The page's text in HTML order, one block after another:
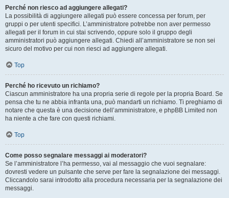
Perché non riesco ad aggiungere allegati?
La possibilità di aggiungere allegati può essere concessa per forum, per
gruppi o per utenti specifici. L’amministratore potrebbe non aver permesso
allegati per il forum in cui stai scrivendo, oppure solo il gruppo degli
amministratori può aggiungere allegati. Chiedi all’amministratore se non sei
sicuro del motivo per cui non riesci ad aggiungere allegati.
Top
Perché ho ricevuto un richiamo?
Ciascun amministratore ha una propria serie di regole per la propria Board. Se
pensa che tu ne abbia infranta una, può mandarti un richiamo. Ti preghiamo di
notare che questa è una decisione dell’amministratore, e phpBB Limited non
ha niente a che fare con questi richiami.
Top
Come posso segnalare messaggi ai moderatori?
Se l’amministratore l’ha permesso, vai al messaggio che vuoi segnalare:
dovresti vedere un pulsante che serve per fare la segnalazione dei messaggi.
Cliccandolo sarai introdotto alla procedura necessaria per la segnalazione dei
messaggi.